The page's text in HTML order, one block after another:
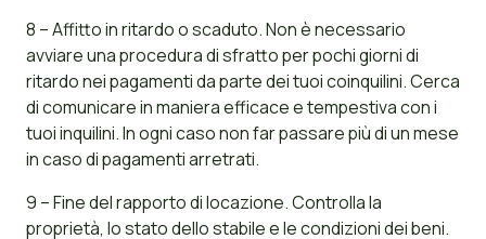
8 – Affitto in ritardo o scaduto. Non è necessario
avviare una procedura di sfratto per pochi giorni di
ritardo nei pagamenti da parte dei tuoi coinquilini. Cerca
di comunicare in maniera efficace e tempestiva con i
tuoi inquilini. In ogni caso non far passare più di un mese
in caso di pagamenti arretrati.
9 – Fine del rapporto di locazione. Controlla la
proprietà, lo stato dello stabile e le condizioni dei beni.